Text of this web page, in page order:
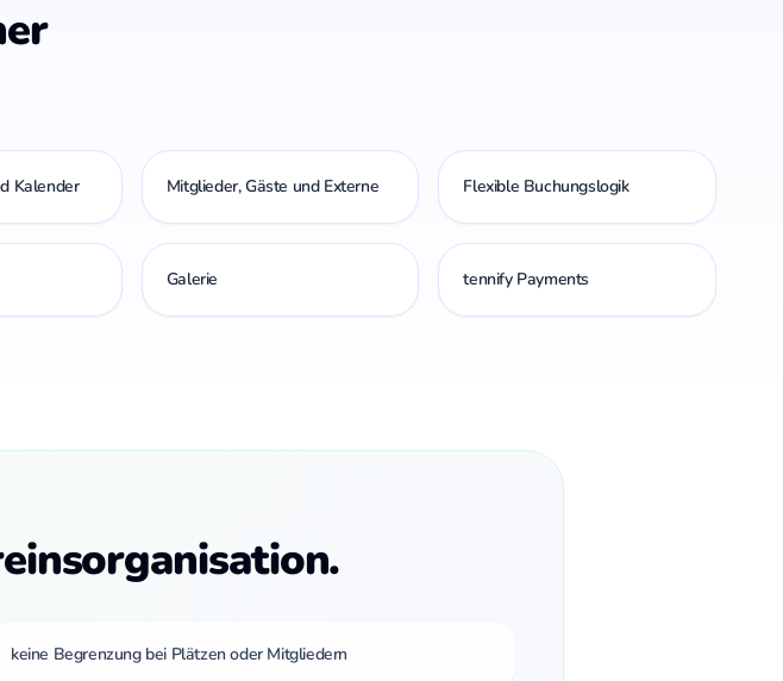
Kalender Mitglieder, Gäste und Externe Flexible Buchungslogik
Galerie tennify Payments
keine Begrenzung bei Plätzen oder Mitgliedern